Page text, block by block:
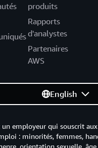
produits
Rapports
d'analystes
Partenaires
AWS
English
employeur qui souscrit
: minorités, femmes,